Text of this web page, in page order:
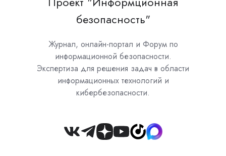
безопасность"
Журнал, онлайн-портал и Форум по
информационной безопасности.
Экспертиза для решения задач в области
информационных технологий и
кибербезопасности.
Join